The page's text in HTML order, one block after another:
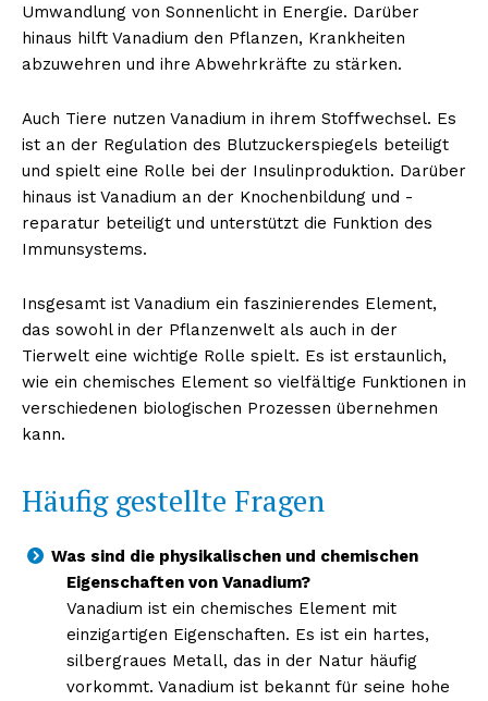
Umwandlung von Sonnenlicht in Energie. Darüber
hinaus hilft Vanadium den Pflanzen, Krankheiten
abzuwehren und ihre Abwehrkräfte zu stärken.
Auch Tiere nutzen Vanadium in ihrem Stoffwechsel. Es
ist an der Regulation des Blutzuckerspiegels beteiligt
und spielt eine Rolle bei der Insulinproduktion. Darüber
hinaus ist Vanadium an der Knochenbildung und -
reparatur beteiligt und unterstützt die Funktion des
Immunsystems.
Insgesamt ist Vanadium ein faszinierendes Element,
das sowohl in der Pflanzenwelt als auch in der
Tierwelt eine wichtige Rolle spielt. Es ist erstaunlich,
wie ein chemisches Element so vielfältige Funktionen in
verschiedenen biologischen Prozessen übernehmen
kann.
Häufig gestellte Fragen
Was sind die physikalischen und chemischen
Eigenschaften von Vanadium?
Vanadium ist ein chemisches Element mit
einzigartigen Eigenschaften. Es ist ein hartes,
silbergraues Metall, das in der Natur häufig
vorkommt. Vanadium ist bekannt für seine hohe